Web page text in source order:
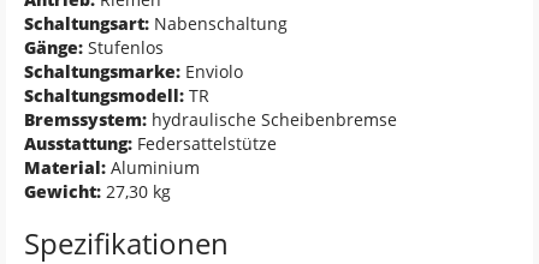
Schaltungsart: Nabenschaltung
Gänge: Stufenlos
Schaltungsmarke: Enviolo
Schaltungsmodell: TR
Bremssystem: hydraulische Scheibenbremse
Ausstattung: Federsattelstütze
Material: Aluminium
Gewicht: 27,30 kg
Spezifikationen